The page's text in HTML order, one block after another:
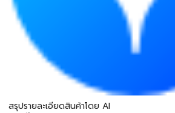
สรุปรายละเอียดสินค้าโดย AI